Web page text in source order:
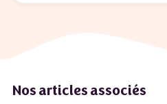
Nos articles associés